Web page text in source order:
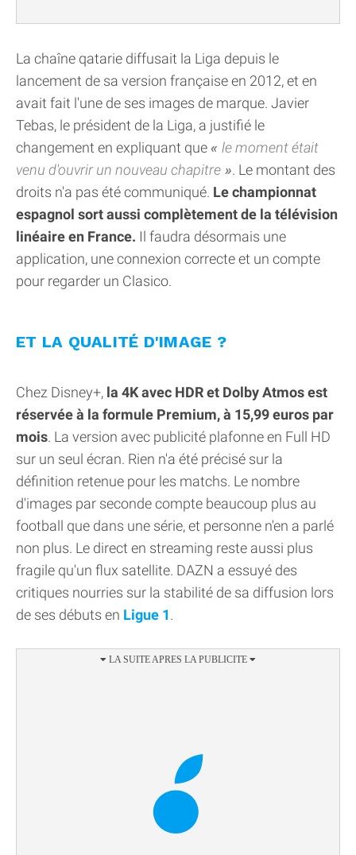
La chaîne qatarie diffusait la Liga depuis le
lancement de sa version française en 2012, et en
avait fait l'une de ses images de marque. Javier
Tebas, le président de la Liga, a justifié le
changement en expliquant que
le moment était
venu d'ouvrir un nouveau chapitre
. Le montant des
droits n'a pas été communiqué. Le championnat
espagnol sort aussi complètement de la télévision
linéaire en France. Il faudra désormais une
application, une connexion correcte et un compte
pour regarder un Clasico.
ET LA QUALITÉ D'IMAGE ?
Chez Disney+, la 4K avec HDR et Dolby Atmos est
réservée à la formule Premium, à 15,99 euros par
mois. La version avec publicité plafonne en Full HD
sur un seul écran. Rien n'a été précisé sur la
définition retenue pour les matchs. Le nombre
d'images par seconde compte beaucoup plus au
football que dans une série, et personne n'en a parlé
non plus. Le direct en streaming reste aussi plus
fragile qu'un flux satellite. DAZN a essuyé des
critiques nourries sur la stabilité de sa diffusion lors
de ses débuts en Ligue 1.